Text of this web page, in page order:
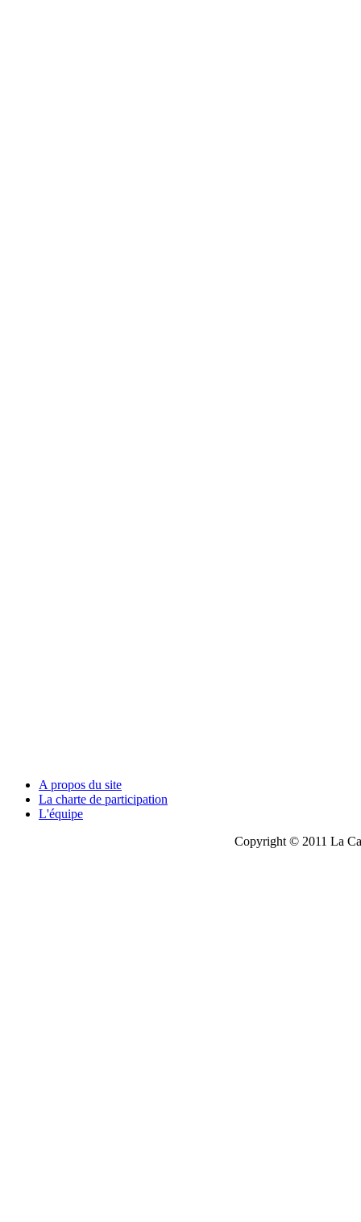
A propos du site
La charte de participation
L'équipe
Copyright © 2011 La